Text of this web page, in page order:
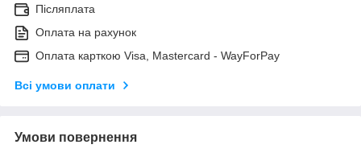
Післяплата
Оплата на рахунок
Оплата карткою Visa, Mastercard - WayForPay
Всі умови оплати
Умови повернення